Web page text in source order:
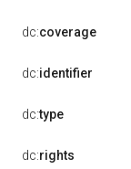
dc:coverage
dc:identifier
dc:type
dc:rights